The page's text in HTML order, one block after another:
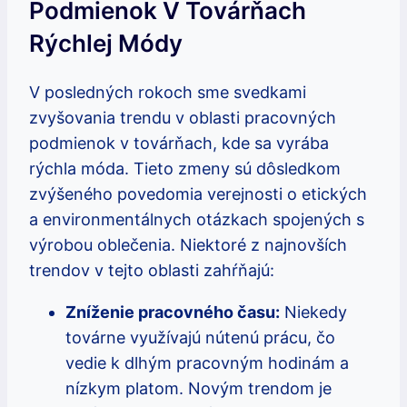
Podmienok V Továrňach
Rýchlej Módy
V posledných rokoch sme svedkami
zvyšovania trendu v oblasti pracovných
podmienok v továrňach, kde sa vyrába
rýchla móda. Tieto zmeny sú dôsledkom
zvýšeného povedomia verejnosti o etických
a environmentálnych otázkach spojených s
výrobou oblečenia. Niektoré z najnovších
trendov v tejto oblasti zahŕňajú:
Zníženie pracovného času: Niekedy
továrne využívajú nútenú prácu, čo
vedie k dlhým pracovným hodinám a
nízkym platom. Novým trendom je